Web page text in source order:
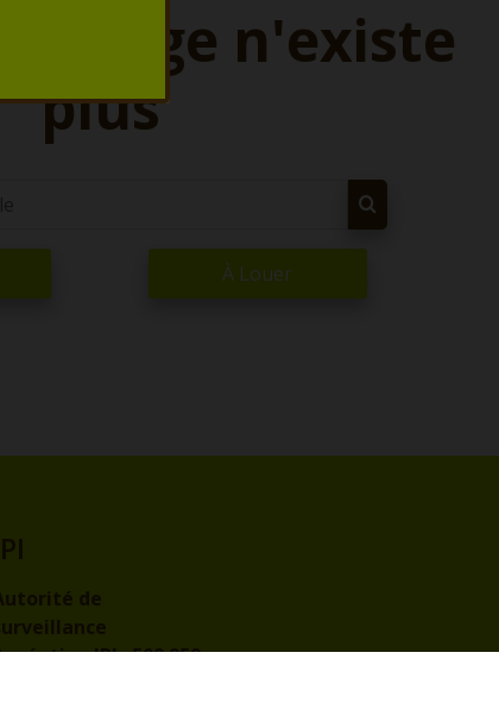
page n'existe
plus
À Louer
de
IPI :509.959